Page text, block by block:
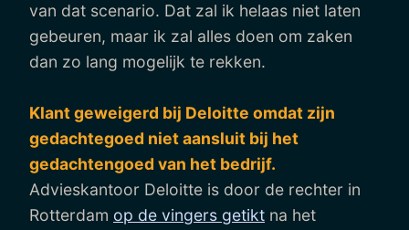
van dat scenario. Dat zal ik helaas niet laten
gebeuren, maar ik zal alles doen om zaken
dan zo lang mogelijk te rekken.
Klant geweigerd bij Deloitte omdat zijn
gedachtegoed niet aansluit bij het
gedachtengoed van het bedrijf.
Advieskantoor Deloitte is door de rechter in
Rotterdam op de vingers getikt na het